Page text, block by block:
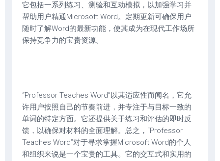
它包括一系列练习、测验和互动模拟，以加强学习并
帮助用户精通Microsoft Word。定期更新可确保用户
随时了解Word的最新功能，使其成为在现代工作场所
保持竞争力的宝贵资源。
“Professor Teaches Word”以其适应性而闻名，它允
许用户按照自己的节奏前进，并专注于与目标一致的
单词的特定方面。它还提供关于练习和评估的即时反
馈，以确保对材料的全面理解。总之，“Professor
Teaches Word”对于寻求掌握Microsoft Word的个人
和组织来说是一个宝贵的工具。它的交互式和实用的